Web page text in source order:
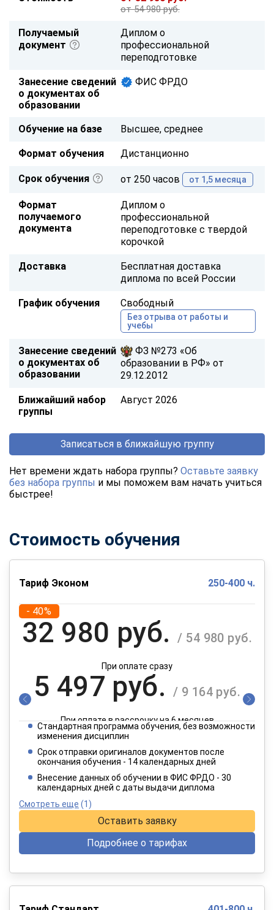
от 54 980 руб.
Получаемый
документ
Диплом о
профессиональной
переподготовке
Занесение сведений
о документах об
образовании
ФИС ФРДО
Обучение на базе Высшее, среднее
Формат обучения Дистанционно
Срок обучения от 250 часов от 1,5 месяца
Формат
получаемого
документа
Диплом о
профессиональной
переподготовке с твердой
корочкой
Доставка
Бесплатная доставка
диплома по всей России
График обучения Свободный
Без отрыва от работы и
учебы
Занесение сведений
о документах об
образовании
ФЗ №273 «Об
образовании в РФ» от
29.12.2012
Ближайший набор
группы
Август 2026
Записаться в ближайшую группу
Нет времени ждать набора группы? Оставьте заявку
без набора группы и мы поможем вам начать учиться
быстрее!
Стоимость обучения
Тариф Эконом 250-400 ч.
- 40%
32 980 руб. / 54 980 руб.
При оплате сразу
5 497 руб. / 9 164 руб.
При оплате в рассрочку на 6 месяцев
2 749 руб.
При оплате в рассрочку на 12 месяцев
Стандартная программа обучения, без возможности
изменения дисциплин
Срок отправки оригиналов документов после
окончания обучения - 14 календарных дней
Внесение данных об обучении в ФИС ФРДО - 30
календарных дней с даты выдачи диплома
Смотреть еще (1)
Оставить заявку
Подробнее о тарифах